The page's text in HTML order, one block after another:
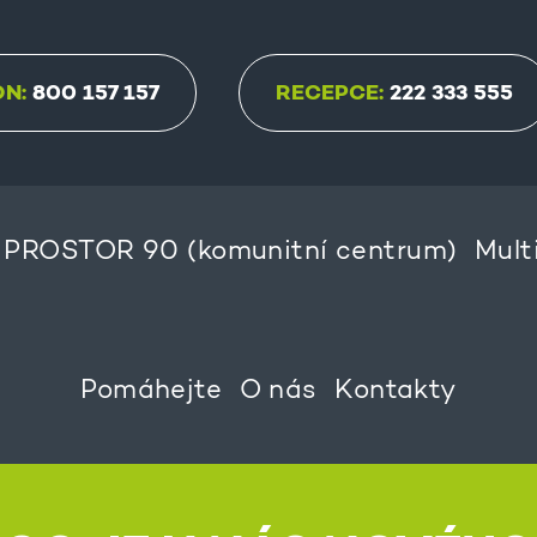
800 157 157 RECEPCE: 222 333 555
PROSTOR 90 (komunitní centrum)
Pomáhejte O nás Kontakty